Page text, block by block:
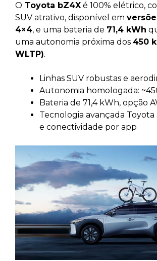
O Toyota bZ4X é 100% elétrico,
SUV atrativo, disponível em
4×4, e uma bateria de 71,4 kWh
uma autonomia próxima dos 450
WLTP).
Linhas SUV robustas e
Autonomia homologada:
Bateria de 71,4 kWh, opção
Tecnologia avançada Toyota
e conectividade por app